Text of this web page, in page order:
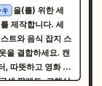
는 균형을 이루어
록의 교차를 더욱
기와 플랫브레드
자인적으로 만드
자, 구석의 고도
글 위주 텍스트가
전면 시스템에
다.
사진 패널을 배
은색과 노란색의
. 하단 가장자리
/그리드 눈금을 추
柠檬的妙用
을(를)
을(를) 위한 세
제작합니다. 세
트와 음식 잡지 스
결합하세요. 캔
, 따뜻하고 영화 같
색 팔레트, 고해상